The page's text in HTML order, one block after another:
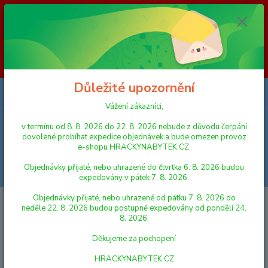
Vážení zákazníci, v termínu od 8. 8. 2026 do 23. 8. 2026 nebude z
důvodu čerpání dovolené probíhat expedice objednávek a bude omezen
provoz e-shopu HRACKYNABYTEK.CZ. Objednávky přijaté, nebo
uhrazené do čtvrtka 6. 8. 2026 budou expedovány v pátek 7. 8. 2026.
Objednávky přijaté, nebo uhrazené od pátku 7. 8. 2026 do neděle 23. 8.
2026 budou postupně expedovány od pondělí 24. 8. 2026. Děkujeme za
pochopení HRACKYNABYTEK.CZ
Menu
Hledat
AUTA, LODĚ, LETADLA VOJENSKÁ TECHNIKA
Mikro Land
Rover Defender Military 14,5 cm kov zpětný chod s přívěsem s plachtou
Mikro Land Rover Defender
Military 14,5 cm kov zpětný chod
Důležité upozornění
Vážení zákazníci,
v termínu od 8. 8. 2026 do 22. 8. 2026 nebude z důvodu čerpání
dovolené probíhat expedice objednávek a bude omezen provoz
e-shopu HRACKYNABYTEK.CZ.
Objednávky přijaté, nebo uhrazené do čtvrtka 6. 8. 2026 budou
expedovány v pátek 7. 8. 2026.
Objednávky přijaté, nebo uhrazené od pátku 7. 8. 2026 do
neděle 22. 8. 2026 budou postupně expedovány od pondělí 24.
8. 2026.
Děkujeme za pochopení
HRACKYNABYTEK.CZ